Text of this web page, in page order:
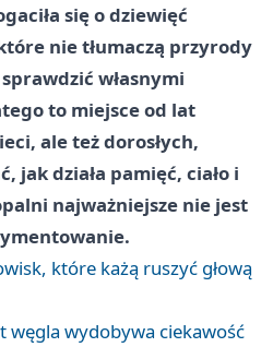
się o dziewięć
nie tłumaczą przyrody
własnymi
to miejsce od lat
ale też dorosłych,
jak działa pamięć, ciało i
najważniejsze nie jest
które każą ruszyć głową
węgla wydobywa ciekawość